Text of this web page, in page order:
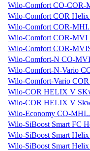
Wilo-Comfort CO-COR-
Wilo-Comfort COR
Wilo-Comfort COR-
Wilo-Comfort COR-MVI
Wilo-Comfort COR-
Wilo-Comfort-N CO-
Wilo-Comfort-N-Vario
Wilo-Comfort-Vario
Wilo-COR HELIX V
Wilo-COR HELIX V
Wilo-Economy CO-
Wilo-SiBoost Smart FC
Wilo-SiBoost Smart
Wilo-SiBoost Smart